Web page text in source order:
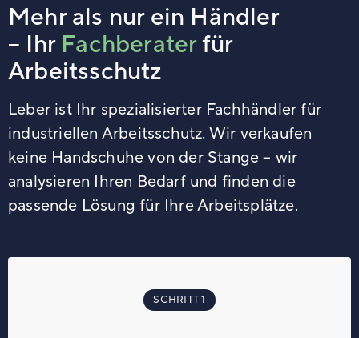
Mehr als nur ein Händler
– Ihr Fachberaterfür
Arbeitsschutz
Leber ist Ihr spezialisierter Fachhändler für
industriellen Arbeitsschutz. Wir verkaufen
keine Handschuhe von der Stange – wir
analysieren Ihren Bedarf und finden die
passende Lösung für Ihre Arbeitsplätze.
SCHRITT 1